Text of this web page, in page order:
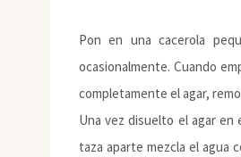
Pon en una cacerola
ocasionalmente. Cuando
completamente el agar,
Una vez disuelto el agar en
taza aparte mezcla el agua